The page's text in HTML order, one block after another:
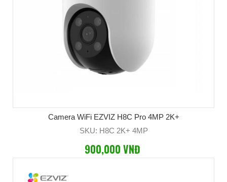
Camera WiFi EZVIZ H8C Pro 4MP 2K+
SKU: H8C 2K+ 4MP
900,000 VNĐ